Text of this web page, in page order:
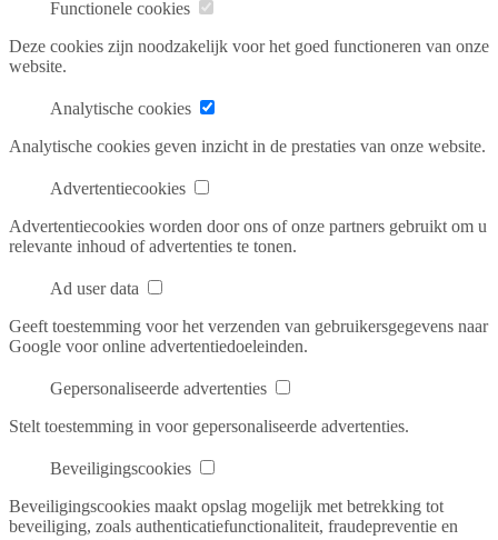
Functionele cookies
Deze cookies zijn noodzakelijk voor het goed functioneren van onze
website.
Analytische cookies
Analytische cookies geven inzicht in de prestaties van onze website.
Advertentiecookies
Advertentiecookies worden door ons of onze partners gebruikt om u
relevante inhoud of advertenties te tonen.
Ad user data
Geeft toestemming voor het verzenden van gebruikersgegevens naar
Google voor online advertentiedoeleinden.
Gepersonaliseerde advertenties
Stelt toestemming in voor gepersonaliseerde advertenties.
Beveiligingscookies
Beveiligingscookies maakt opslag mogelijk met betrekking tot
beveiliging, zoals authenticatiefunctionaliteit, fraudepreventie en